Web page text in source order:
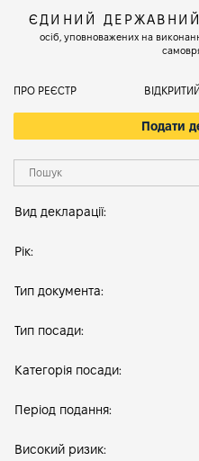
ЄДИНИЙ ДЕРЖАВНИЙ
осіб, уповноважених на
ПРО РЕЄСТР
Подати
Вид декларації:
Рік:
Тип документа:
Тип посади:
Категорія посади:
Період подання:
Високий ризик: